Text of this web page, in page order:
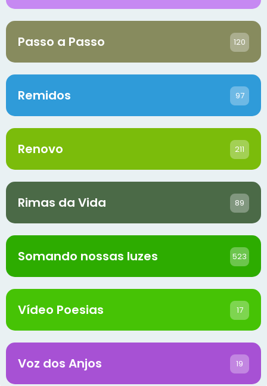
Passo a Passo 120
Remidos 97
Renovo 211
Rimas da Vida 89
Somando nossas luzes 523
Vídeo Poesias 17
Voz dos Anjos 19